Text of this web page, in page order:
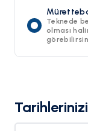
Teknede
olması